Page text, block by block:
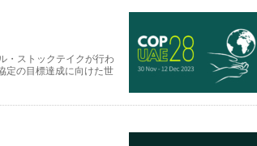
・ストックテイクが行わ
定の目標達成に向けた世